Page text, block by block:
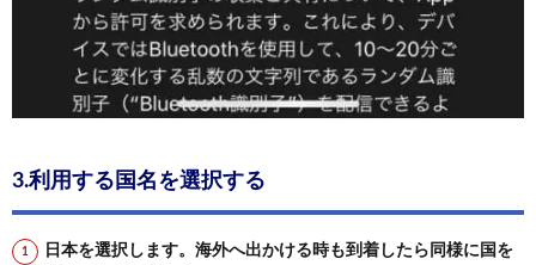
3.利用する国名を選択する
日本を選択します。海外へ出かける時も到着したら同様に国を